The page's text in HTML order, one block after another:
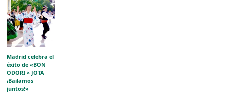
Madrid celebra el
éxito de «BON
ODORI × JOTA
¡Bailamos
juntos!»